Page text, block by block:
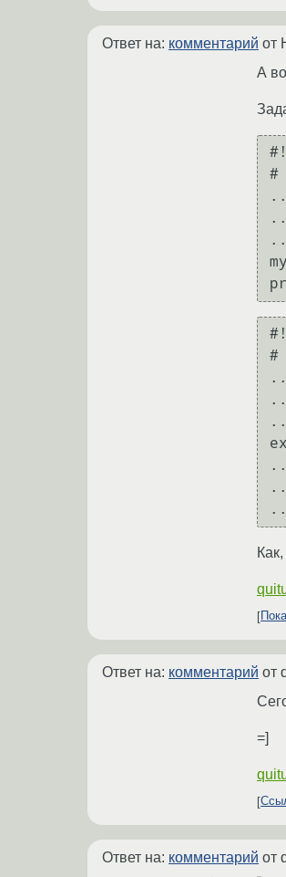
Ответ на: комментарий от
А
#
#
Ответ на: комментарий от
=]
Ответ на: комментарий от